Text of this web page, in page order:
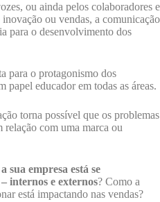
ou ainda pelos colaboradores e
ou vendas, a comunicação
para o desenvolvimento dos
para o protagonismo dos
papel educador em todas as áreas.
torna possível que os problemas
relação com uma marca ou
sua empresa está se
internos e externos? Como a
está impactando nas vendas?